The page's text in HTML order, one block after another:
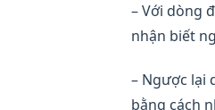
– Với dòng
nhận biết
– Ngược lại
bằng cách